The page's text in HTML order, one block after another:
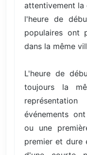
attentivement la
l'heure de
populaires ont
dans la même
L'heure de
toujours la
événements
ou une
premier et dure